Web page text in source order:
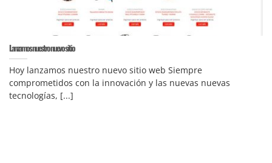
Lanzamos nuestro nuevo sitio
Hoy lanzamos nuestro nuevo sitio web Siempre
comprometidos con la innovación y las nuevas nuevas
tecnologías, [...]